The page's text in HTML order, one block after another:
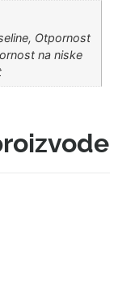
Otpornost
na niske